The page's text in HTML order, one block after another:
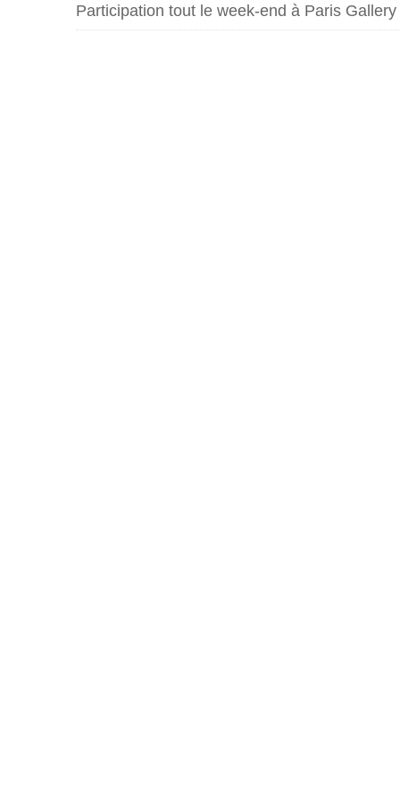
Participation tout le week-end à Paris